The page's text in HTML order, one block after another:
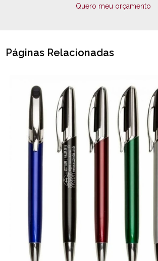
Quero meu orçamento
Páginas Relacionadas